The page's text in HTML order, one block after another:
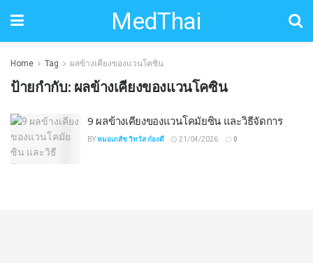
MedThai
Home Tag ผลข้างเคียงของแวนโคซิน
ป้ายกำกับ: ผลข้างเคียงของแวนโคซิน
9 ผลข้างเคียงของแวนโคมัยซิน และวิธีจัดการ
BYหมอเภสัช วิทวัส ก๋องดี 21/04/2026 0